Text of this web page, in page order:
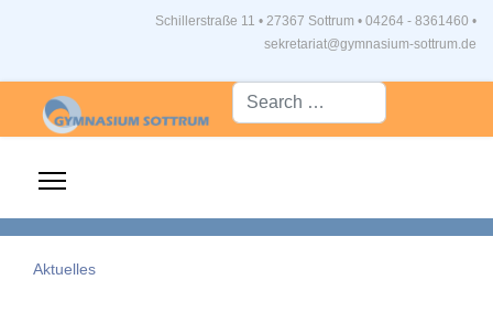
Schillerstraße 11 • 27367 Sottrum • 04264 - 8361460 •
sekretariat@gymnasium-sottrum.de
Suche...
Aktuelles